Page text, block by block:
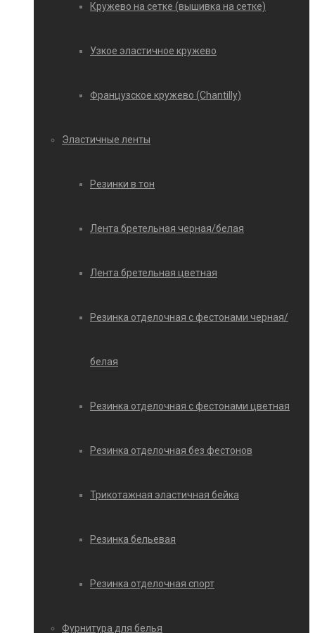
Кружево на сетке (вышивка на сетке)
Узкое эластичное кружево
Французское кружево (Chantilly)
Эластичные ленты
Резинки в тон
Лента бретельная черная/белая
Лента бретельная цветная
Резинка отделочная с фестонами черная/
белая
Резинка отделочная с фестонами цветная
Резинка отделочная без фестонов
Трикотажная эластичная бейка
Резинка бельевая
Резинка отделочная спорт
Фурнитура для белья